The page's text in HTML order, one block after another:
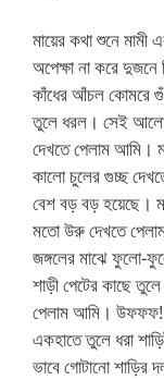
মায়ের কথা শুনে
অপেক্ষা না করে দুজনে
কাঁধের আঁচল কোমরে
তুলে ধরল। সেই আলো
দেখতে পেলাম আমি।
কালো চুলের গুচ্ছ
বেশ বড় বড় হয়েছে।
মতো উরু দেখতে
জঙ্গলের মাঝে ফুলো-
শাড়ী পেটের কাছে
পেলাম আমি। উফফফ!
একহাতে তুলে ধরা
ভাবে গোটানো শাড়ির